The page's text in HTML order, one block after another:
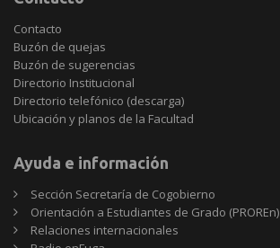
Contacto
Buzón de quejas
Buzón de sugerencias
Directorio Institucional
Directorio telefónico (descarga)
Ubicación y planos de la Facultad
Ayuda e información
Sección Secretaría de Cogobierno
Orientación a Estudiantes de Grado (PROREn)
Relaciones internacionales